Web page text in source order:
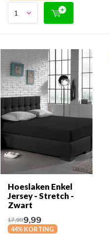
Hoeslaken Enkel
Jersey - Stretch -
Zwart
17,999,99
44% KORTING